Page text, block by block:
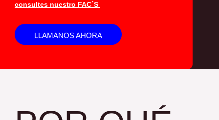
consultes nuestro FAC´S
LLAMANOS AHORA